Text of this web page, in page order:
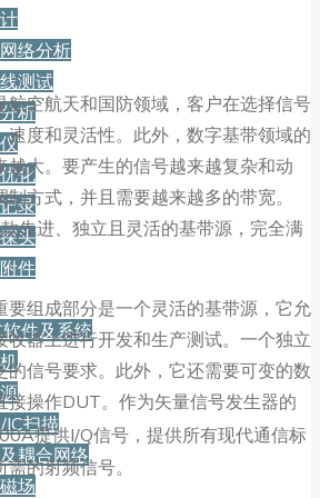
络分析
测试
析
化
录
头
件
件及系统
IC扫描
耦合网络
场
航空航天和国防领域，客户在选择信号
速度和灵活性。此外，数字基带领域的
越大。要产生的信号越来越复杂和动
方式，并且需要越来越多的带宽。
先进、独立且灵活的基带源，完全满
要组成部分是一个灵活的基带源，它允
收器上进行开发和生产测试。一个独立
的信号要求。此外，它还需要可变的数
接操作DUT。作为矢量信号发生器的
提供I/Q信号，提供所有现代通信标
的射频信号。